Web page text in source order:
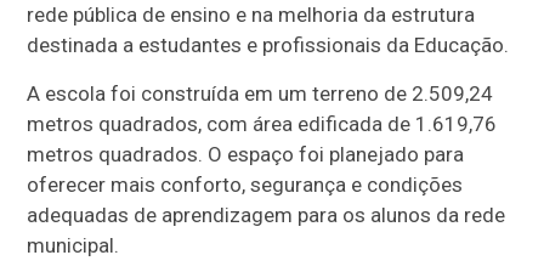
rede pública de ensino e na melhoria da estrutura
destinada a estudantes e profissionais da Educação.
A escola foi construída em um terreno de 2.509,24
metros quadrados, com área edificada de 1.619,76
metros quadrados. O espaço foi planejado para
oferecer mais conforto, segurança e condições
adequadas de aprendizagem para os alunos da rede
municipal.